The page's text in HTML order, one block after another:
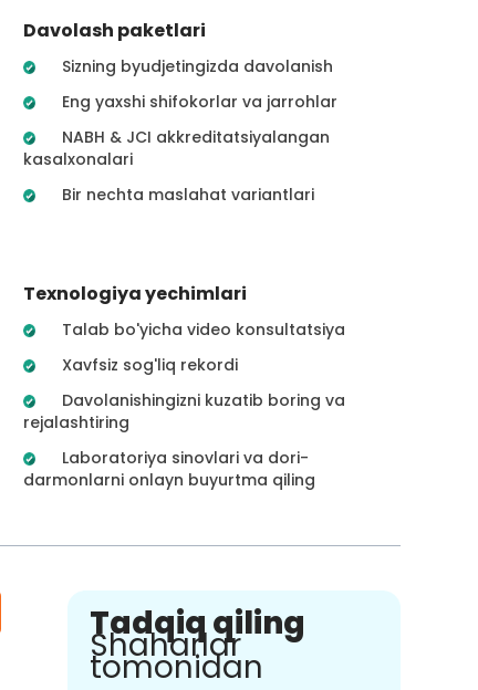
Davolash paketlari
Sizning byudjetingizda davolanish
Eng yaxshi shifokorlar va jarrohlar
NABH & JCI akkreditatsiyalangan
kasalxonalari
Bir nechta maslahat variantlari
Texnologiya yechimlari
Talab bo'yicha video konsultatsiya
Xavfsiz sog'liq rekordi
Davolanishingizni kuzatib boring va
rejalashtiring
Laboratoriya sinovlari va dori-
darmonlarni onlayn buyurtma qiling
Tadqiq qiling
Shaharlar
tomonidan